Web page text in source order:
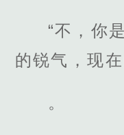
“不，你
的锐气，现
。